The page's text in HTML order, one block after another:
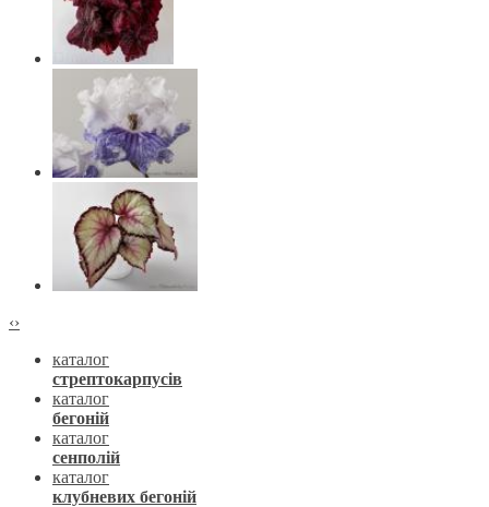
‹›
каталог
стрептокарпусів
каталог
бегоній
каталог
сенполій
каталог
клубневих бегоній